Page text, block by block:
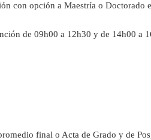
con opción a Maestría o Doctorado
de 09h00 a 12h30 y de 14h00 a
final o Acta de Grado y de